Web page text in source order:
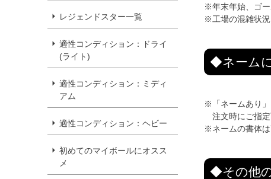
レジェンドスター一覧
適性コンディション：ドライ
(ライト)
適性コンディション：ミディ
アム
適性コンディション：ヘビー
初めてのマイボールにオスス
メ
※年末年始、ゴー
※工場の混雑状況
◆ネーム
※「ネームあり」
注文時にご指定
※ネームの書体は
◆その他